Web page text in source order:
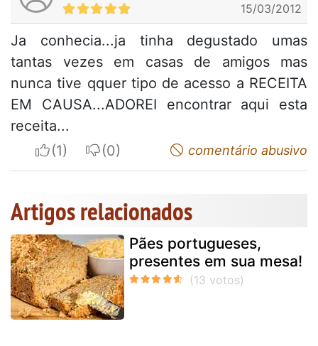
15/03/2012
Ja conhecia...ja tinha degustado umas
tantas vezes em casas de amigos mas
nunca tive qquer tipo de acesso a RECEITA
EM CAUSA...ADOREI encontrar aqui esta
receita...
I apreciateI do not appreciatecomentário abusivo
Artigos relacionados
Pães portugueses,
presentes em sua mesa!